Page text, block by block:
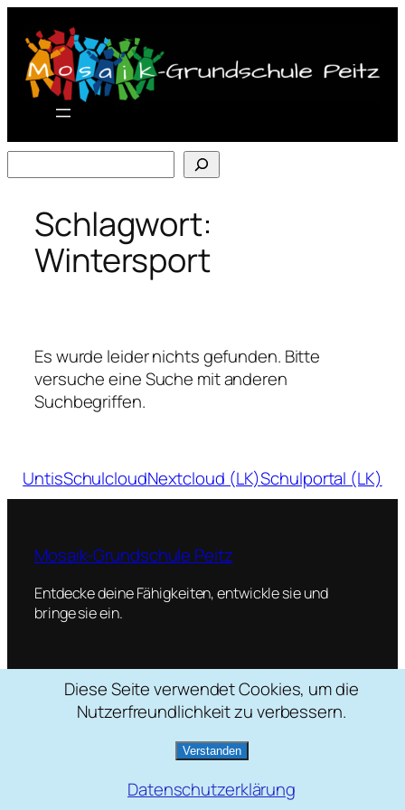
Inhalt
springen
Schlagwort:
Wintersport
Es wurde leider nichts gefunden. Bitte
versuche eine Suche mit anderen
Suchbegriffen.
UntisSchulcloudNextcloud (LK)Schulportal (LK)
Mosaik-Grundschule Peitz
Entdecke deine Fähigkeiten, entwickle sie und
bringe sie ein.
Schulstraße 2, 03185 Peitz
035601 / 22088
mosaik[at]grundschule-peitz.de
Diese Seite verwendet Cookies, um die
Nutzerfreundlichkeit zu verbessern.
Verstanden
Datenschutzerklärung